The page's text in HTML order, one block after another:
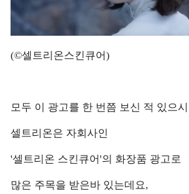
(©셀트리온스킨큐어)
모두 이 광고를 한 번쯤 보신 적 있으시
셀트리온은 자회사인
'셀트리온 스킨큐어'의 화장품 광고로
많은 주목을 받은바 있는데요,